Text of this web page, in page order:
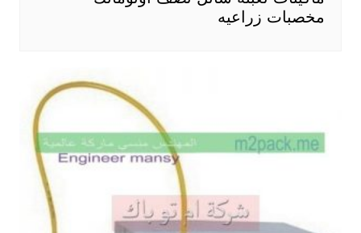
مخصبات زراعيه